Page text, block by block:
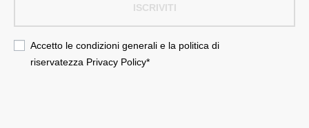
ISCRIVITI
Accetto le condizioni generali e la politica di
riservatezza Privacy Policy*